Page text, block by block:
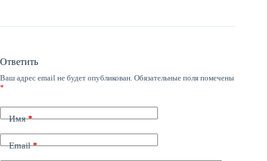
Ответить
Ваш адрес email не будет опубликован. Обязательные поля помечены
*
Имя*
Email*